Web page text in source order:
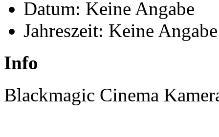
Datum: Keine Angabe
Jahreszeit: Keine Angabe
Info
Blackmagic Cinema